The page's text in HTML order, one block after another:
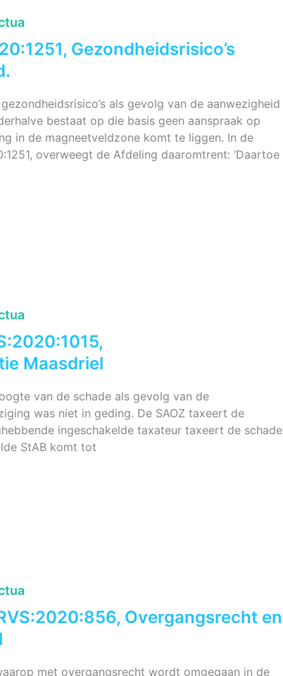
Gezondheidsrisico’s
als gevolg van de aanwezigheid
bestaat op die basis geen aanspraak op
in de magneetveldzone komt te liggen. In de
overweegt de Afdeling daaromtrent: ‘Daartoe
Maasdriel
van de schade als gevolg van de
was niet in geding. De SAOZ taxeert de
ingeschakelde taxateur taxeert de schade
StAB komt tot
Overgangsrecht en
met overgangsrecht wordt omgegaan in de